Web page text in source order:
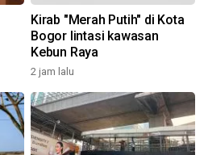
Kirab "Merah Putih" di Kota
Bogor lintasi kawasan
Kebun Raya
2 jam lalu